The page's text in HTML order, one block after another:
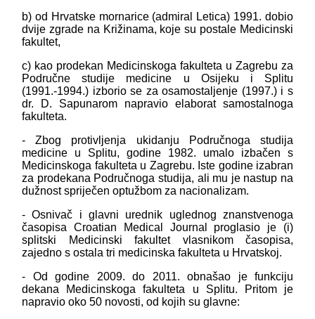
b) od Hrvatske mornarice (admiral Letica) 1991. dobio
dvije zgrade na Križinama, koje su postale Medicinski
fakultet,
c) kao prodekan Medicinskoga fakulteta u Zagrebu za
Područne studije medicine u Osijeku i Splitu
(1991.-1994.) izborio se za osamostaljenje (1997.) i s
dr. D. Sapunarom napravio elaborat samostalnoga
fakulteta.
- Zbog protivljenja ukidanju Područnoga studija
medicine u Splitu, godine 1982. umalo izbačen s
Medicinskoga fakulteta u Zagrebu. Iste godine izabran
za prodekana Područnoga studija, ali mu je nastup na
dužnost spriječen optužbom za nacionalizam.
- Osnivač i glavni urednik uglednog znanstvenoga
časopisa Croatian Medical Journal proglasio je (i)
splitski Medicinski fakultet vlasnikom časopisa,
zajedno s ostala tri medicinska fakulteta u Hrvatskoj.
- Od godine 2009. do 2011. obnašao je funkciju
dekana Medicinskoga fakulteta u Splitu. Pritom je
napravio oko 50 novosti, od kojih su glavne: